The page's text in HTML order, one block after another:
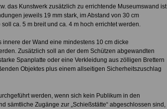
das Kunstwerk zusätzlich zu errichtende Museumswand ist
jeweils 19 mm stark, im Abstand von 30 cm
ca. 5 m breit und ca. 4 m hoch errichtet werden.
der Wand eine mindestens 10 cm dicke
Zusätzlich soll an der dem Schützen abgewandten
Spanplatte oder eine Verkleidung aus zölligen Brettern
Objektes plus einem allseitigen Sicherheitszuschlag
werden, wenn sich kein Publikum in den
sämtliche Zugänge zur „Schießstätte“ abgeschlossen sind,